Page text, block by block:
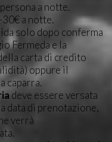
a notte.
a notte.
solo dopo conferma
Fermeda e la
carta di credito
oppure il
caparra.
deve essere versata
data di prenotazione,
verrà